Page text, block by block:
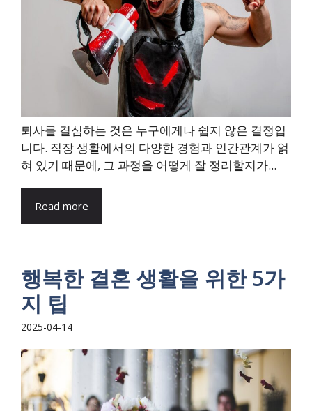
퇴사를 결심하는 것은 누구에게나 쉽지 않은 결정입
니다. 직장 생활에서의 다양한 경험과 인간관계가 얽
혀 있기 때문에, 그 과정을 어떻게 잘 정리할지가...
Read more
행복한 결혼 생활을 위한 5가
지 팁
2025-04-14